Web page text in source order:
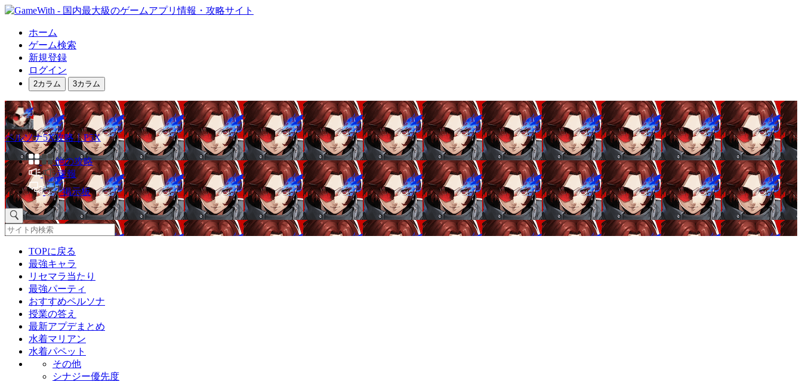
ホーム
ゲーム検索
新規登録
ログイン
2カラム 3カラム
ペルソナ5X攻略｜P5X
他の攻略
速報
掲示板
TOPに戻る
最強キャラ
リセマラ当たり
最強パーティ
おすすめペルソナ
授業の答え
最新アプデまとめ
水着マリアン
水着パペット
その他
シナジー優先度